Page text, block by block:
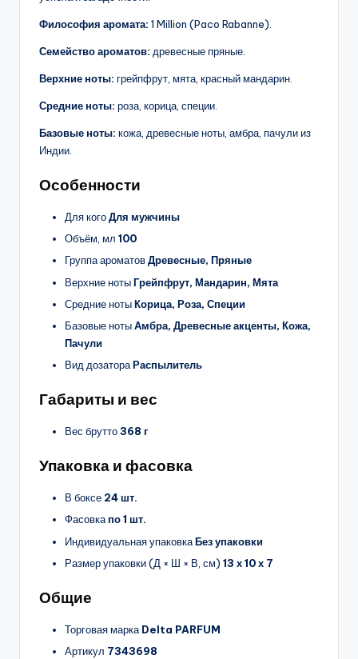
Философия аромата: 1 Million (Paco Rabanne).
Семейство ароматов: древесные пряные.
Верхние ноты: грейпфрут, мята, красный мандарин.
Средние ноты: роза, корица, специи.
Базовые ноты: кожа, древесные ноты, амбра, пачули из
Индии.
Особенности
Для когоДля мужчины
Объём, мл 100
Группа ароматовДревесные, Пряные
Верхние нотыГрейпфрут, Мандарин, Мята
Средние нотыКорица, Роза, Специи
Базовые нотыАмбра, Древесные акценты, Кожа,
Пачули
Вид дозатораРаспылитель
Габариты и вес
Вес брутто368 г
Упаковка и фасовка
В боксе 24 шт.
Фасовкапо 1 шт.
Индивидуальная упаковкаБез упаковки
Размер упаковки (Д × Ш × В, см) 13 х 10 х 7
Общие
Торговая марка Delta PARFUM
Артикул 7343698